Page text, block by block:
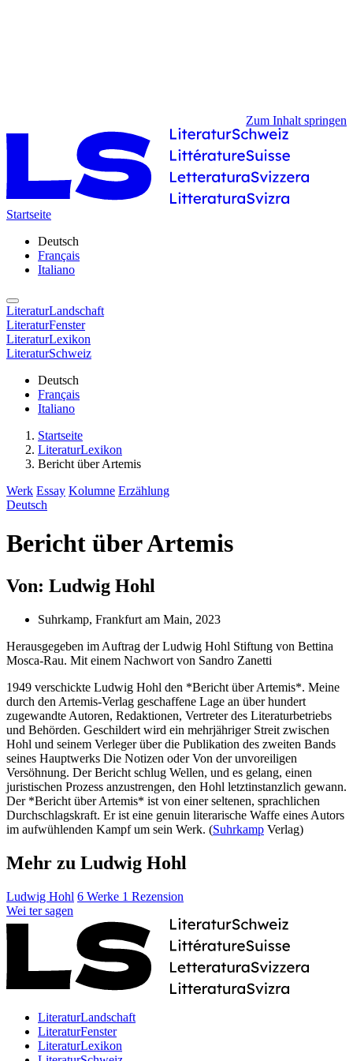
Zum Inhalt springen
Startseite
Deutsch
Français
Italiano
LiteraturLandschaft
LiteraturFenster
LiteraturLexikon
LiteraturSchweiz
Deutsch
Français
Italiano
Startseite
LiteraturLexikon
Bericht über Artemis
Werk Essay Kolumne Erzählung
Deutsch
Bericht über Artemis
Von: Ludwig Hohl
Suhrkamp, Frankfurt am Main, 2023
Herausgegeben im Auftrag der Ludwig Hohl Stiftung von Bettina
Mosca-Rau. Mit einem Nachwort von Sandro Zanetti
1949 verschickte Ludwig Hohl den *Bericht über Artemis*. Meine
durch den Artemis-Verlag geschaffene Lage an über hundert
zugewandte Autoren, Redaktionen, Vertreter des Literaturbetriebs
und Behörden. Geschildert wird ein mehrjähriger Streit zwischen
Hohl und seinem Verleger über die Publikation des zweiten Bands
seines Hauptwerks Die Notizen oder Von der unvoreiligen
Versöhnung. Der Bericht schlug Wellen, und es gelang, einen
juristischen Prozess anzustrengen, den Hohl letztinstanzlich gewann.
Der *Bericht über Artemis* ist von einer seltenen, sprachlichen
Durchschlagskraft. Er ist eine genuin literarische Waffe eines Autors
im aufwühlenden Kampf um sein Werk. (Suhrkamp Verlag)
Mehr zu Ludwig Hohl
Ludwig Hohl 6 Werke 1 Rezension
Wei ter sagen
LiteraturLandschaft
LiteraturFenster
LiteraturLexikon